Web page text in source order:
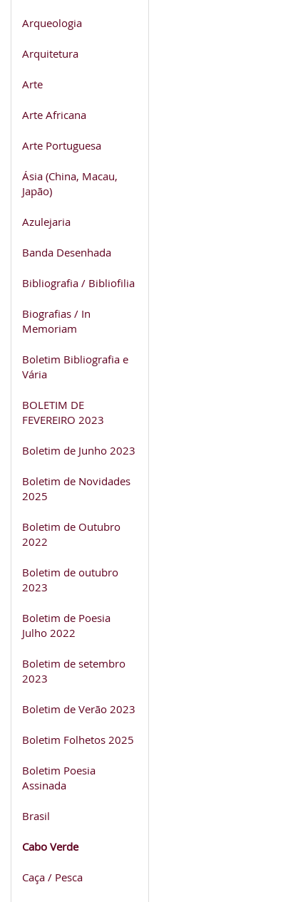
Arqueologia
Arquitetura
Arte
Arte Africana
Arte Portuguesa
Ásia (China, Macau,
Japão)
Azulejaria
Banda Desenhada
Bibliografia / Bibliofilia
Biografias / In
Memoriam
Boletim Bibliografia e
Vária
BOLETIM DE
FEVEREIRO 2023
Boletim de Junho 2023
Boletim de Novidades
2025
Boletim de Outubro
2022
Boletim de outubro
2023
Boletim de Poesia
Julho 2022
Boletim de setembro
2023
Boletim de Verão 2023
Boletim Folhetos 2025
Boletim Poesia
Assinada
Brasil
Cabo Verde
Caça / Pesca